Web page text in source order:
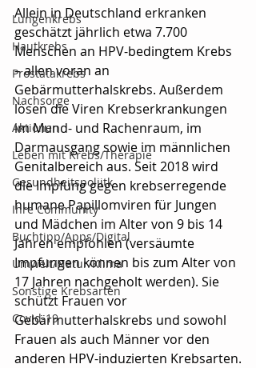
Lungenkrebs
Hautkrebs
Prostatakrebs
Nachsorge
Aktionen
Leben mit Krebs/Therapie
Gesundheitspoliitk
Ihre Community
Buchtipp/Apps/Digital
Umwelt/Natur/Klima
Sonstige Krebsarten
Covid-19
Allein in Deutschland erkranken
geschätzt jährlich etwa 7.700
Menschen an HPV-bedingtem Krebs
– allen voran an
Gebärmutterhalskrebs. Außerdem
lösen die Viren Krebserkrankungen
im Mund- und Rachenraum, im
Darmausgang sowie im männlichen
Genitalbereich aus. Seit 2018 wird
die Impfung gegen krebserregende
humane Papillomviren für Jungen
und Mädchen im Alter von 9 bis 14
Jahren empfohlen (versäumte
Impfungen können bis zum Alter von
17 Jahren nachgeholt werden). Sie
schützt Frauen vor
Gebärmutterhalskrebs und sowohl
Frauen als auch Männer vor den
anderen HPV-induzierten Krebsarten.